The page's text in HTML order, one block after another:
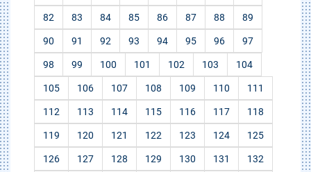
82 83 84 85 86 87 88 89
90 91 92 93 94 95 96 97
98 99 100 101 102 103 104
105 106 107 108 109 110 111
112 113 114 115 116 117 118
119 120 121 122 123 124 125
126 127 128 129 130 131 132